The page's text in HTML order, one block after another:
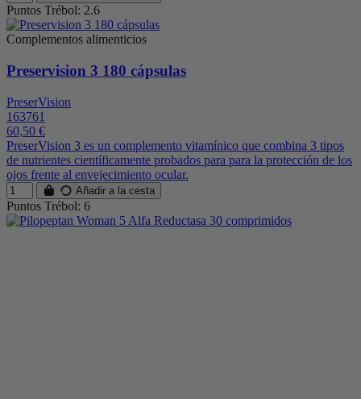
Puntos Trébol: 2.6
Complementos alimenticios
Preservision 3 180 cápsulas
PreserVision
163761
60,50 €
PreserVision 3 es un complemento vitamínico que combina 3 tipos
de nutrientes científicamente probados para para la protección de los
ojos frente al envejecimiento ocular.
Añadir a la cesta
Puntos Trébol: 6